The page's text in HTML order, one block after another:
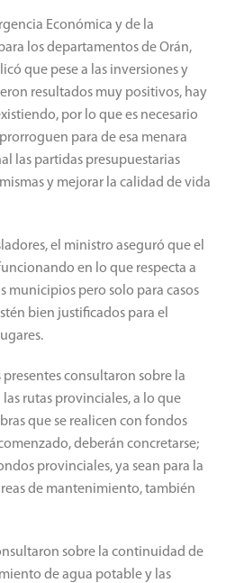
Económica y de la
los departamentos de Orán,
que pese a las inversiones y
resultados muy positivos, hay
por lo que es necesario
para de esa menara
las partidas presupuestarias
y mejorar la calidad de vida
el ministro aseguró que el
en lo que respecta a
municipios pero solo para casos
bien justificados para el
consultaron sobre la
rutas provinciales, a lo que
que se realicen con fondos
deberán concretarse;
provinciales, ya sean para la
de mantenimiento, también
sobre la continuidad de
de agua potable y las